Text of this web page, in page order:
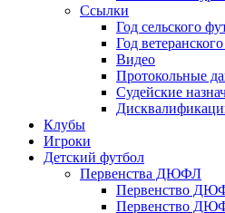
Ссылки
Год сельского
Год
Видео
Протокольные
Судейские
Клубы
Игроки
Детский футбол
Первенства ДЮФЛ
Первенство
Первенство